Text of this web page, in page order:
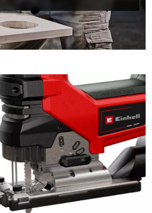
¡Necesitamos su consentimiento para